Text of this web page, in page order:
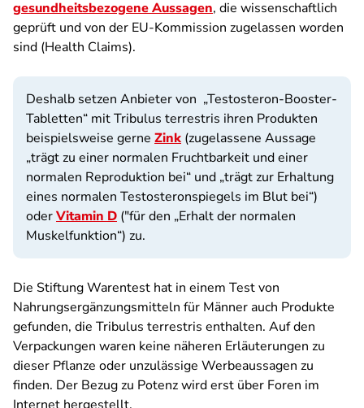
gesundheitsbezogene Aussagen, die wissenschaftlich
geprüft und von der EU-Kommission zugelassen worden
sind (Health Claims).
Deshalb setzen Anbieter von „Testosteron-Booster-
Tabletten“ mit Tribulus terrestris ihren Produkten
beispielsweise gerne Zink (zugelassene Aussage
„trägt zu einer normalen Fruchtbarkeit und einer
normalen Reproduktion bei“ und „trägt zur Erhaltung
eines normalen Testosteronspiegels im Blut bei“)
oderVitamin D ("für den „Erhalt der normalen
Muskelfunktion“) zu.
Die Stiftung Warentest hat in einem Test von
Nahrungsergänzungsmitteln für Männer auch Produkte
gefunden, die Tribulus terrestris enthalten. Auf den
Verpackungen waren keine näheren Erläuterungen zu
dieser Pflanze oder unzulässige Werbeaussagen zu
finden. Der Bezug zu Potenz wird erst über Foren im